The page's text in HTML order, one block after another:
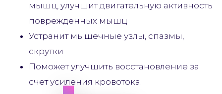
мышц, улучшит двигательную активность
поврежденных мышц
Устранит мышечные узлы, спазмы,
скрутки
Поможет улучшить восстановление за
счет усиления кровотока.